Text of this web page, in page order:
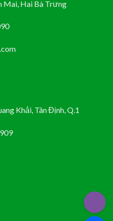
Mai, Hai Bà Trưng
Khải, Tân Định, Q.1